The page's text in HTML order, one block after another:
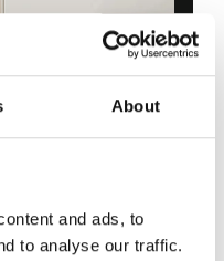
About
and ads, to
to analyse our traffic.
wo Oberflächen
sind, sorgt.
HYDRO PROTECT™-